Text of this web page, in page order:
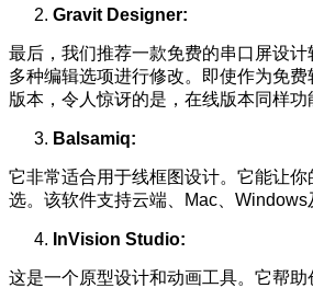
Gravit Designer:
最后，我们推荐一款免费的串口屏设
多种编辑选项进行修改。即使作为免
版本，令人惊讶的是，在线版本同样功
Balsamiq:
它非常适合用于线框图设计。它能让
选。该软件支持云端、Mac、
InVision Studio:
这是一个原型设计和动画工具。它帮